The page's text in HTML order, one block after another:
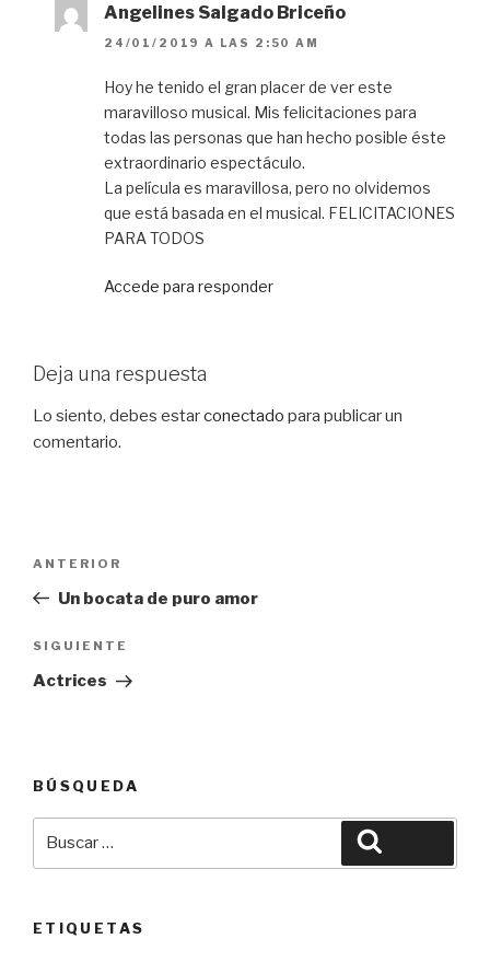
Angelines Salgado Briceño
24/01/2019 A LAS 2:50 AM
Hoy he tenido el gran placer de ver este
maravilloso musical. Mis felicitaciones para
todas las personas que han hecho posible éste
extraordinario espectáculo.
La película es maravillosa, pero no olvidemos
que está basada en el musical. FELICITACIONES
PARA TODOS
Accede para responder
Deja una respuesta
Lo siento, debes estarconectado para publicar un
comentario.
entradas
Entrada
anterior:
ANTERIOR
Un bocata de puro amor
Siguiente
entrada
SIGUIENTE
Actrices
BÚSQUEDA
ETIQUETAS